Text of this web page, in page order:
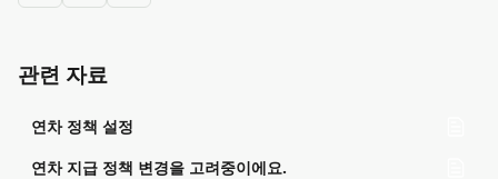
관련 자료
연차 정책 설정
연차 지급 정책 변경을 고려중이에요.